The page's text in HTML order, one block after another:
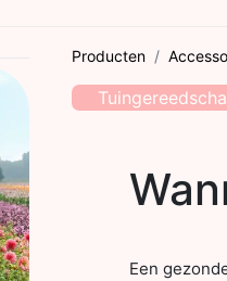
Producten
Een